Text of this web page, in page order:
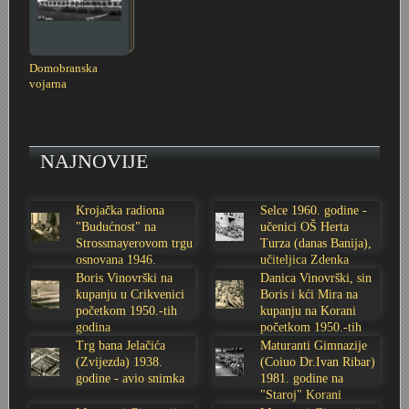
Tvornica potkivačkih čavala Mustad-Karlovac
Bijelo dugme
Autobusna stanica na Korzu
Auto cross
AMD Zanatlija
Adamo klub
8. slet Bratstva i jedinstva 13. lipnja 1965. godine
Mala scena Hrvatskog doma
Maturanti Gimnazije 1988. godine
Motocross
NULA
Nepokoreni grad - Trojanski konj (epizoda)
Novogodišnje čestitke
Škola plivanja Patkica
Ekonomska škola - ratne godine
Crkva Sv. Doroteje - 1991.
Gimnazijska i Ekonomska zbornica - Igor Mihelić
Karlovački fotograf Josip Žunić
Obitelj Klemenčić
Krešimir Botković - RAZGLEDNICE
Krešimir Perušić - Nogomet
KUD REČICA
Domobranska
vojarna
NAJNOVIJE
Krojačka radiona
"Budućnost" na
Strossmayerovom trgu
osnovana 1946.
godine
Selce 1960. godine -
učenici OŠ Herta
Turza (danas Banija),
učiteljica Zdenka
Sabolić
Boris Vinovrški na
kupanju u Crikvenici
početkom 1950.-tih
godina
Danica Vinovrški, sin
Boris i kći Mira na
kupanju na Korani
početkom 1950.-tih
godina
Trg bana Jelačića
(Zvijezda) 1938.
godine - avio snimka
Maturanti Gimnazije
(Coiuo Dr.Ivan Ribar)
1981. godine na
"Staroj" Korani